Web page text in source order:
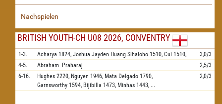
Nachspielen
BRITISH YOUTH-CH U08 2026, CONVENTRY
1-3. Acharya 1824, Joshua Jayden Huang Sihaloho 1510, Cui 1510,
3,0/3
4-5.
Abraham Praharaj
2,5/3
6-16.
Hughes 2220, Nguyen 1946, Mata Delgado 1790,
Garnsworthy 1594, Bijibilla 1473, Minhas 1443, ...
2,0/3